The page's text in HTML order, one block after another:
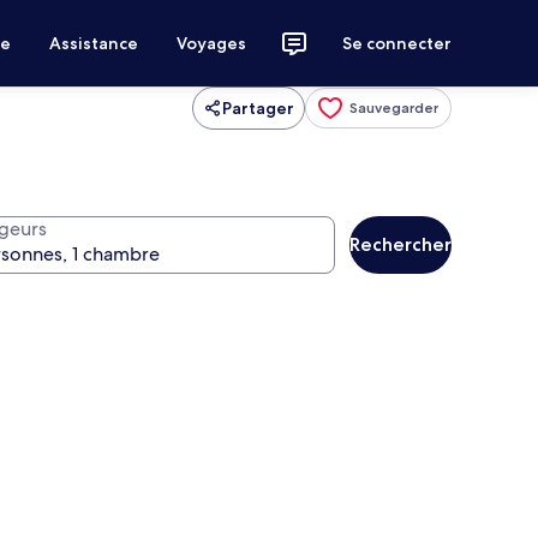
Assistance Voyages Se connecter
Partager Sauvegarder
Rechercher